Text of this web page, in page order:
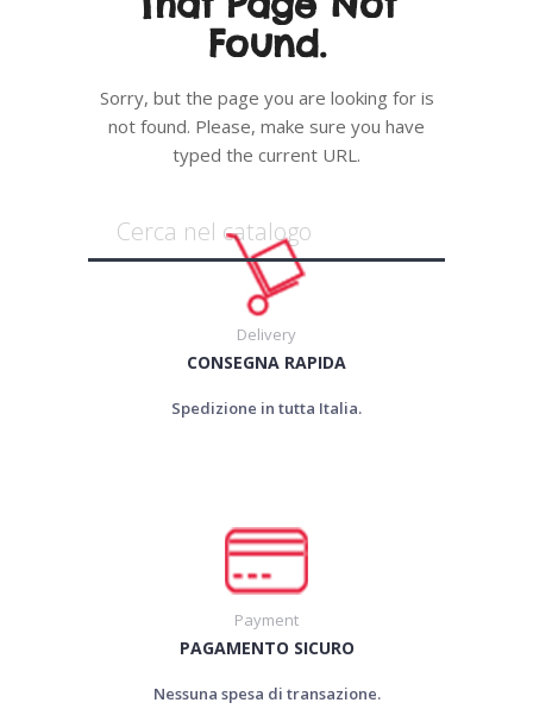
Found.
Sorry, but the page you are looking for is
not found. Please, make sure you have
typed the current URL.
Delivery
CONSEGNA RAPIDA
Spedizione in tutta Italia.
Payment
PAGAMENTO SICURO
Nessuna spesa di transazione.